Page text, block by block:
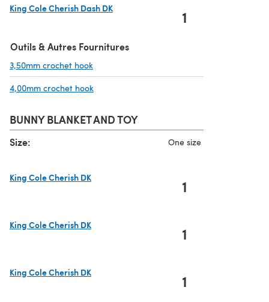
King Cole Cherish Dash DK
1
Outils & Autres Fournitures
3,50mm crochet hook
4,00mm crochet hook
BUNNY BLANKET AND TOY
Size: One size
King Cole Cherish DK
1
King Cole Cherish DK
1
King Cole Cherish DK
1